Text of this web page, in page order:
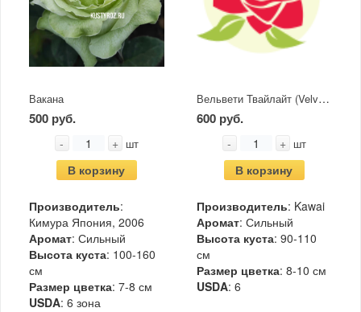
Вакана
500 руб.
- + шт
В корзину
Производитель:
Кимура Япония, 2006
Аромат: Сильный
Высота куста: 100-160
см
Размер цветка: 7-8 см
USDA: 6 зона
Вельвети Твайлайт (Velvety Twilight)
600 руб.
- + шт
В корзину
Производитель: Kawai
Аромат: Сильный
Высота куста: 90-110
см
Размер цветка: 8-10 см
USDA: 6